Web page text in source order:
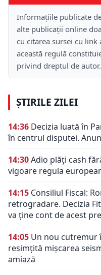
Informațiile publicate
alte publicații online
cu citarea sursei cu link
această regulă
privind dreptul de autor.
ȘTIRILE ZILEI
14:36 Decizia luată în
în centrul disputei.
14:30Adio plăți cash
vigoare regula
14:15 Consiliul Fiscal:
retrogradare. Decizia
va ține cont de acest
14:05 Un nou cutremur
resimțită mișcarea
amiază